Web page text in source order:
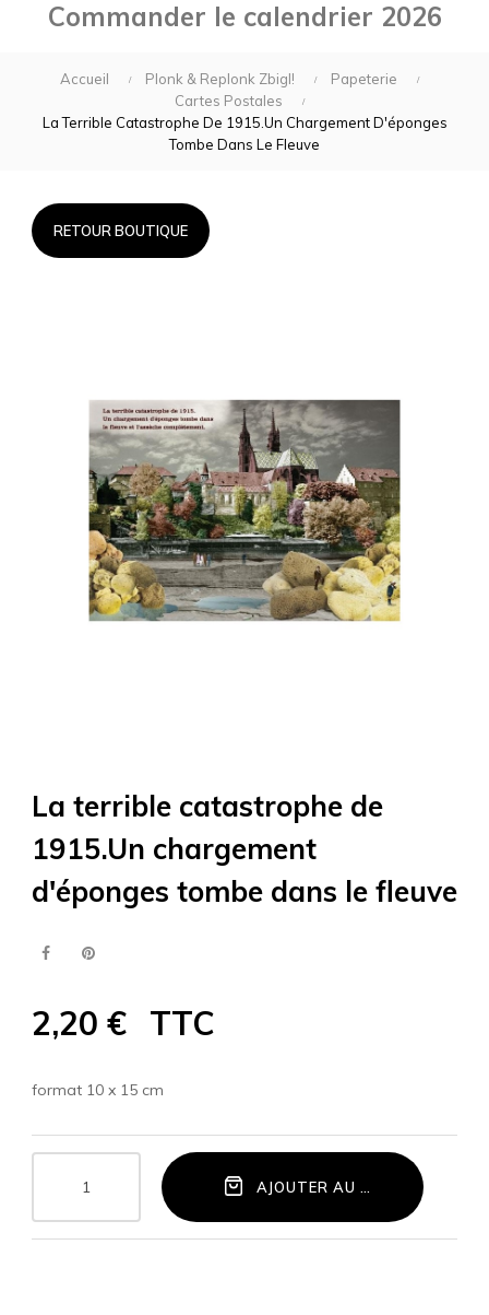
Commander le calendrier 2026
Accueil Plonk & Replonk Zbigl!
Papeterie
Cartes Postales
La Terrible Catastrophe De 1915.Un Chargement D'éponges
Tombe Dans Le Fleuve
RETOUR BOUTIQUE
La terrible catastrophe de
1915.Un chargement
d'éponges tombe dans le fleuve
2,20 € TTC
format 10 x 15 cm
AJOUTER AU PANIER